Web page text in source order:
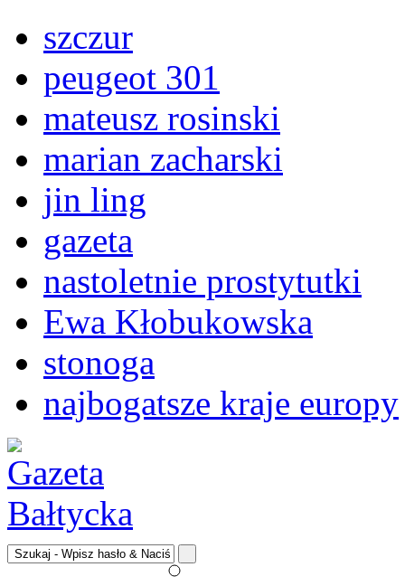
szczur
peugeot 301
mateusz rosinski
marian zacharski
jin ling
gazeta
nastoletnie prostytutki
Ewa Kłobukowska
stonoga
najbogatsze kraje europy